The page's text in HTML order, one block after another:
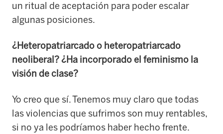
un ritual de aceptación para poder escalar
algunas posiciones.
¿Heteropatriarcado o heteropatriarcado
neoliberal? ¿Ha incorporado el feminismo la
visión de clase?
Yo creo que sí. Tenemos muy claro que todas
las violencias que sufrimos son muy rentables,
si no ya les podríamos haber hecho frente.